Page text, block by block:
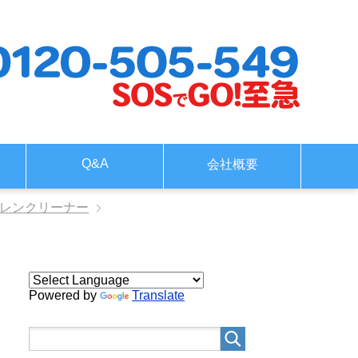
Q&A 会社概要
ンクリーナー
Powered by Translate